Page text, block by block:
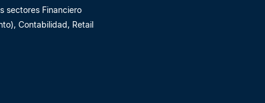
sectores Financiero
Contabilidad, Retail